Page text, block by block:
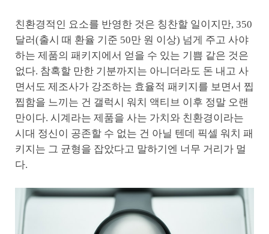
친환경적인 요소를 반영한 것은 칭찬할 일이지만, 350
달러(출시 때 환율 기준 50만 원 이상) 넘게 주고 사야
하는 제품의 패키지에서 얻을 수 있는 기쁨 같은 것은
없다. 참혹할 만한 기분까지는 아니더라도 돈 내고 사
면서도 제조사가 강조하는 효율적 패키지를 보면서 찝
찝함을 느끼는 건 갤럭시 워치 액티브 이후 정말 오랜
만이다. 시계라는 제품을 사는 가치와 친환경이라는
시대 정신이 공존할 수 없는 건 아닐 텐데 픽셀 워치 패
키지는 그 균형을 잡았다고 말하기엔 너무 거리가 멀
다.